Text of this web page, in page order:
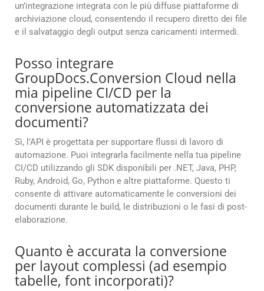
un’integrazione integrata con le più diffuse piattaforme di
archiviazione cloud, consentendo il recupero diretto dei file
e il salvataggio degli output senza caricamenti intermedi.
Posso integrare
GroupDocs.Conversion Cloud nella
mia pipeline CI/CD per la
conversione automatizzata dei
documenti?
Sì, l’API è progettata per supportare flussi di lavoro di
automazione. Puoi integrarla facilmente nella tua pipeline
CI/CD utilizzando gli SDK disponibili per .NET, Java, PHP,
Ruby, Android, Go, Python e altre piattaforme. Questo ti
consente di attivare automaticamente le conversioni dei
documenti durante le build, le distribuzioni o le fasi di post-
elaborazione.
Quanto è accurata la conversione
per layout complessi (ad esempio
tabelle, font incorporati)?